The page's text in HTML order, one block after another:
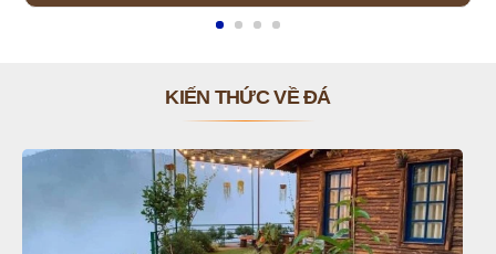
KIẾN THỨC VỀ ĐÁ